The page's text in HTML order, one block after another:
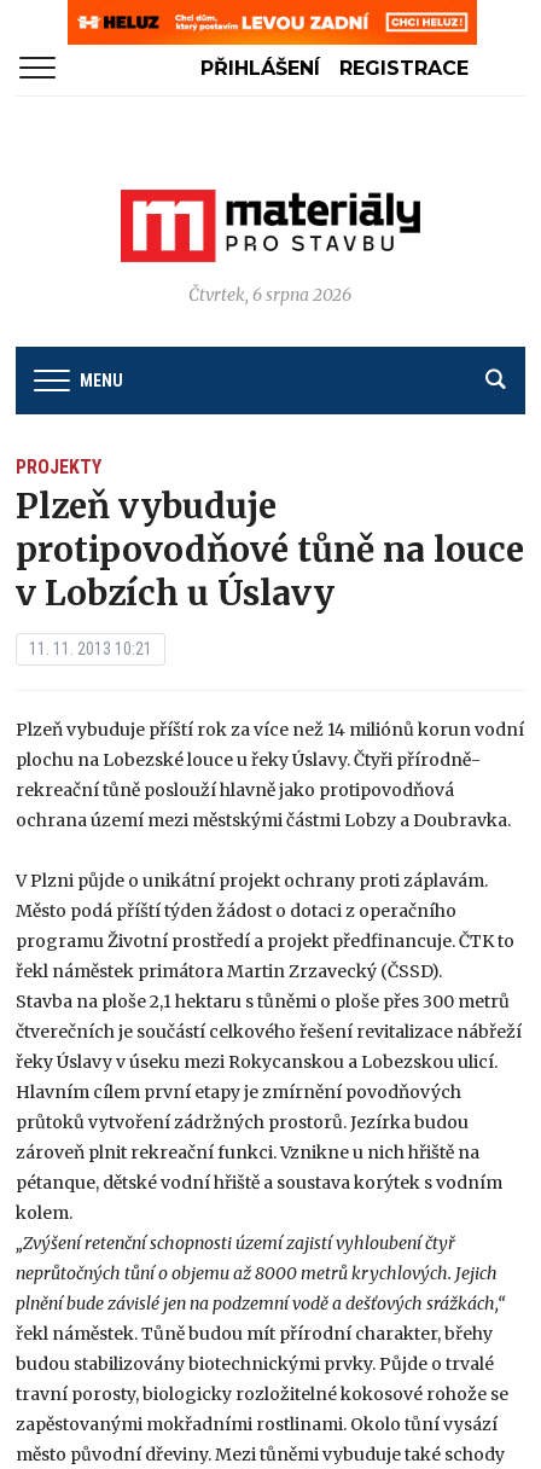
PŘIHLÁŠENÍ REGISTRACE
Čtvrtek, 6 srpna 2026
MENU
PROJEKTY
Plzeň vybuduje
protipovodňové tůně na louce
v Lobzích u Úslavy
11. 11. 2013 10:21
Plzeň vybuduje příští rok za více než 14 miliónů korun vodní
plochu na Lobezské louce u řeky Úslavy. Čtyři přírodně-
rekreační tůně poslouží hlavně jako protipovodňová
ochrana území mezi městskými částmi Lobzy a Doubravka.
V Plzni půjde o unikátní projekt ochrany proti záplavám.
Město podá příští týden žádost o dotaci z operačního
programu Životní prostředí a projekt předfinancuje. ČTK to
řekl náměstek primátora Martin Zrzavecký (ČSSD).
Stavba na ploše 2,1 hektaru s tůněmi o ploše přes 300 metrů
čtverečních je součástí celkového řešení revitalizace nábřeží
řeky Úslavy v úseku mezi Rokycanskou a Lobezskou ulicí.
Hlavním cílem první etapy je zmírnění povodňových
průtoků vytvoření zádržných prostorů. Jezírka budou
zároveň plnit rekreační funkci. Vznikne u nich hřiště na
pétanque, dětské vodní hřiště a soustava korýtek s vodním
kolem.
„Zvýšení retenční schopnosti území zajistí vyhloubení čtyř
neprůtočných tůní o objemu až 8000 metrů krychlových. Jejich
plnění bude závislé jen na podzemní vodě a dešťových srážkách,“
řekl náměstek. Tůně budou mít přírodní charakter, břehy
budou stabilizovány biotechnickými prvky. Půjde o trvalé
travní porosty, biologicky rozložitelné kokosové rohože se
zapěstovanými mokřadními rostlinami. Okolo tůní vysází
město původní dřeviny. Mezi tůněmi vybuduje také schody